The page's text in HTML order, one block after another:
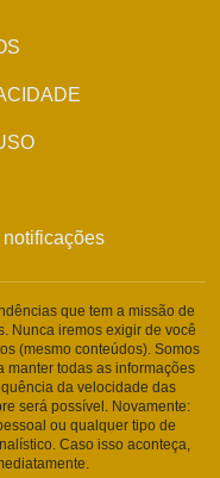
que tem a missão de
Nunca iremos exigir de você
(mesmo conteúdos). Somos
manter todas as informações
da velocidade das
será possível. Novamente:
ou qualquer tipo de
Caso isso aconteça,